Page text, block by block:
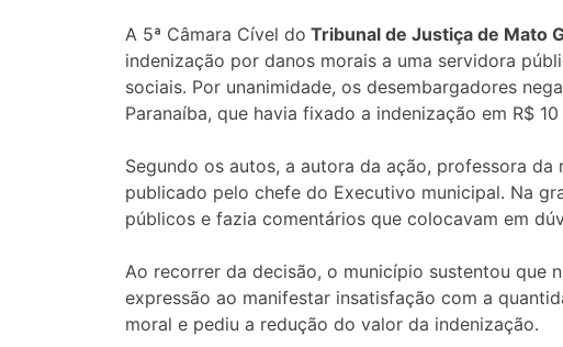
A 5ª Câmara Cível do Tribunal de Justiça de Mato
indenização por danos morais a uma servidora
sociais. Por unanimidade, os desembargadores
Paranaíba, que havia fixado a indenização em R$ 10
Segundo os autos, a autora da ação, professora
publicado pelo chefe do Executivo municipal. Na
públicos e fazia comentários que colocavam em
Ao recorrer da decisão, o município sustentou que
expressão ao manifestar insatisfação com a
moral e pediu a redução do valor da indenização.